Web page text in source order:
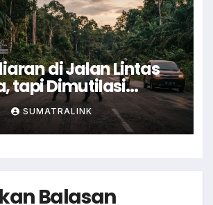
di Jalan Lintas
tapi Dimutilasi
SUMATRALINK
Balasan